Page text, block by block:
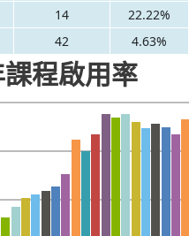
14
22.22%
42 4.63%